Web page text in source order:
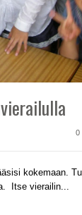
0
kokemaan.
Itse vierailin...